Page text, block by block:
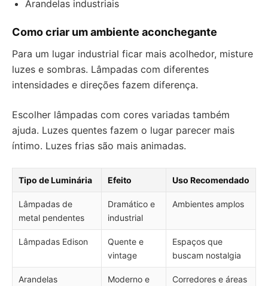
Arandelas industriais
Como criar um ambiente aconchegante
Para um lugar industrial ficar mais acolhedor, misture
luzes e sombras. Lâmpadas com diferentes
intensidades e direções fazem diferença.
Escolher lâmpadas com cores variadas também
ajuda. Luzes quentes fazem o lugar parecer mais
íntimo. Luzes frias são mais animadas.
Tipo de Luminária Efeito Uso Recomendado
Lâmpadas de
metal pendentes
Dramático e
industrial
Ambientes amplos
Lâmpadas Edison
Quente e
vintage
Espaços que
buscam nostalgia
Arandelas
Moderno e
Corredores e áreas